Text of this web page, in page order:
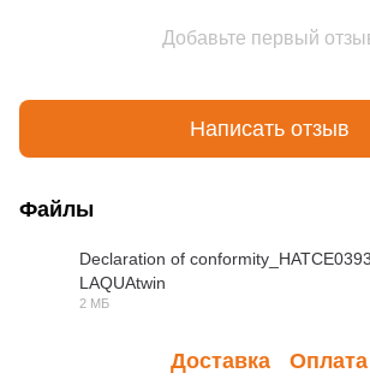
Добавьте первый
Написать отзыв
Файлы
Declaration of
LAQUAtwin
2 МБ
Доставка Оплата